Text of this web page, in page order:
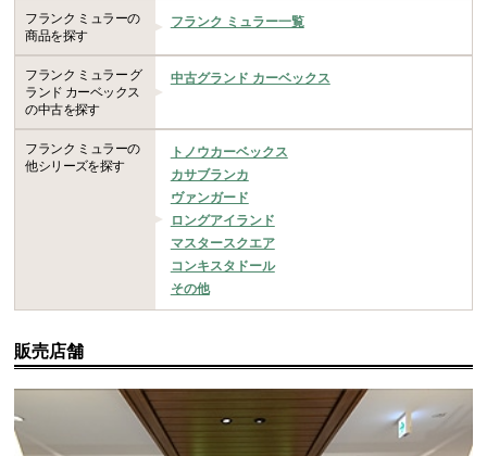
フランク ミュラーの
商品を探す
フランク ミュラー一覧
フランク ミュラー グ
ランド カーベックス
の中古を探す
中古グランド カーベックス
フランク ミュラーの
他シリーズを探す
トノウカーベックス
カサブランカ
ヴァンガード
ロングアイランド
マスタースクエア
コンキスタドール
その他
販売店舗